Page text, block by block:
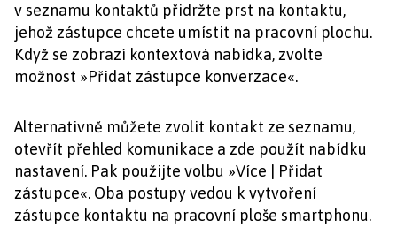
v seznamu kontaktů přidržte prst na kontaktu,
jehož zástupce chcete umístit na pracovní plochu.
Když se zobrazí kontextová nabídka, zvolte
možnost »Přidat zástupce konverzace«.
Alternativně můžete zvolit kontakt ze seznamu,
otevřít přehled komunikace a zde použít nabídku
nastavení. Pak použijte volbu »Více | Přidat
zástupce«. Oba postupy vedou k vytvoření
zástupce kontaktu na pracovní ploše smartphonu.